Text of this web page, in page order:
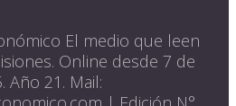
El medio que leen
Online desde 7 de
Año 21. Mail: